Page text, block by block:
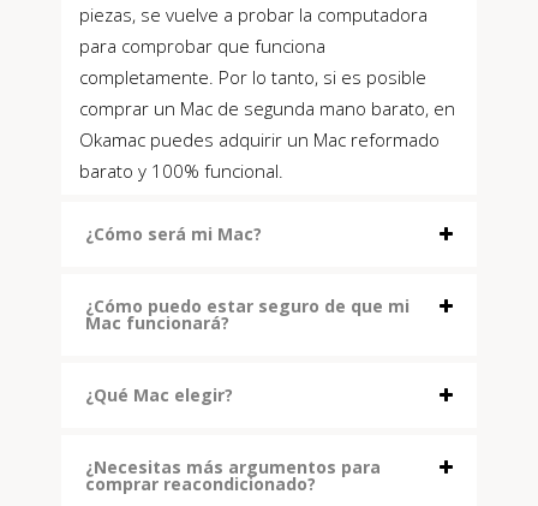
piezas, se vuelve a probar la computadora
para comprobar que funciona
completamente. Por lo tanto, si es posible
comprar un Mac de segunda mano barato, en
Okamac puedes adquirir un Mac reformado
barato y 100% funcional.
¿Cómo será mi Mac?
¿Cómo puedo estar seguro de que mi
Mac funcionará?
¿Qué Mac elegir?
¿Necesitas más argumentos para
comprar reacondicionado?